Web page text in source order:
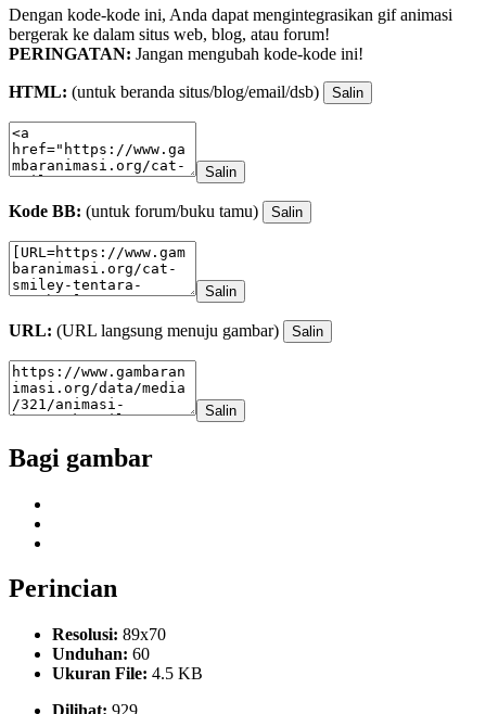
Dengan kode-kode ini, Anda dapat mengintegrasikan gif animasi
bergerak ke dalam situs web, blog, atau forum!
PERINGATAN: Jangan mengubah kode-kode ini!
HTML: (untuk beranda situs/blog/email/dsb) Salin
Salin
Kode BB: (untuk forum/buku tamu) Salin
Salin
URL: (URL langsung menuju gambar) Salin
Salin
Bagi gambar
Perincian
Resolusi: 89x70
Unduhan: 60
Ukuran File: 4.5 KB